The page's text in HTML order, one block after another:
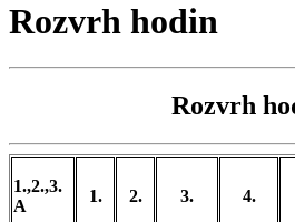
Rozvrh hodin
Rozvrh
1.,2.,3.
A
1.
2.
3.
4.